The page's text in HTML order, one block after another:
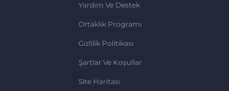
Yardım Ve Destek
Ortaklık Programı
Gizlilik Politikası
Şartlar Ve Koşullar
Site Haritası